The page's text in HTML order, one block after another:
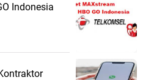
Indonesia